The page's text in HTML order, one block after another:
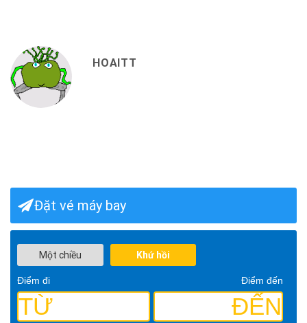
HOAITT
Đặt vé máy bay
Một chiều Khứ hồi
Điểm đi Điểm đến
TỪ ĐẾN